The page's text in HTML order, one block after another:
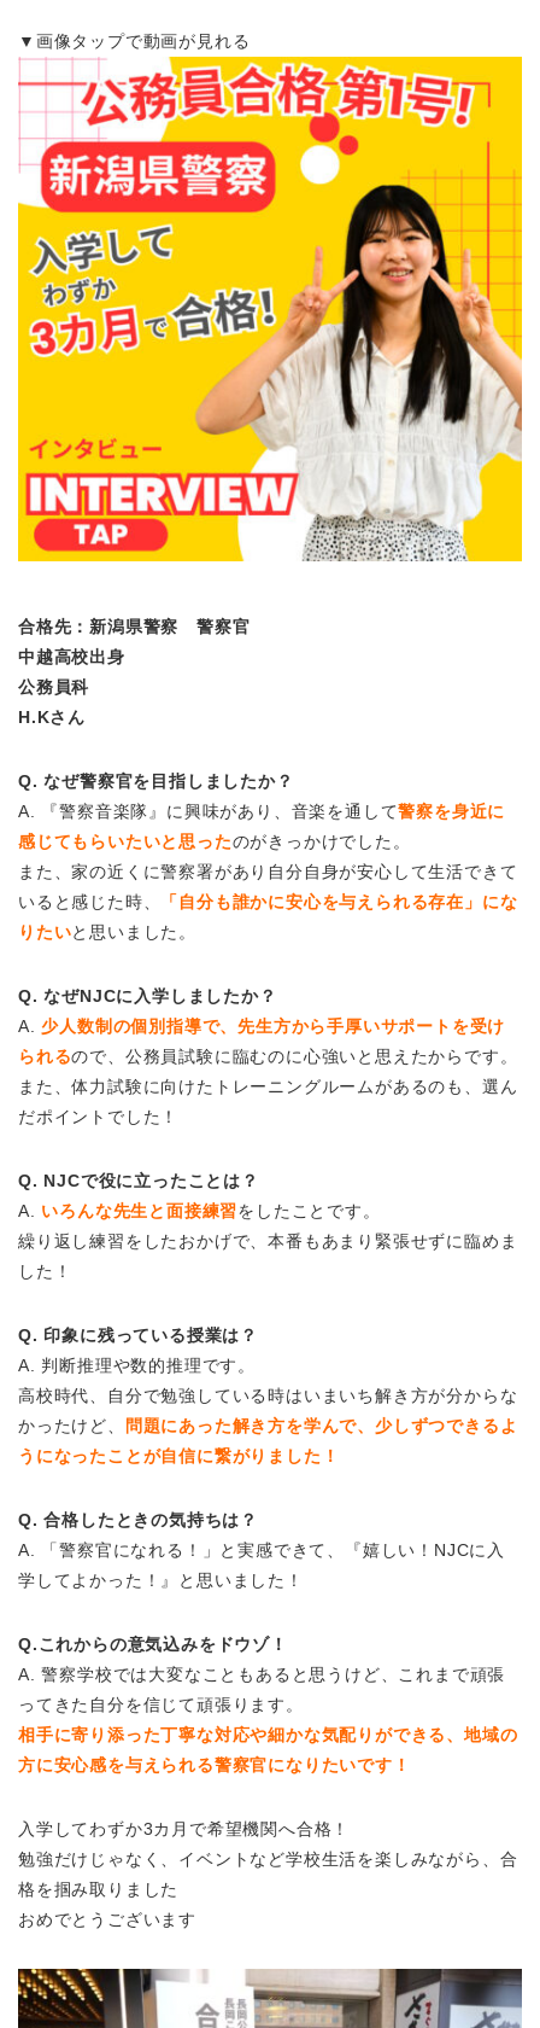
▼画像タップで動画が見れる
合格先：新潟県警察 警察官
中越高校出身
公務員科
H.Kさん
Q. なぜ警察官を目指しましたか？
A. 『警察音楽隊』に興味があり、音楽を通して警察を身近に
感じてもらいたいと思ったのがきっかけでした。
また、家の近くに警察署があり自分自身が安心して生活できて
いると感じた時、
「自分も誰かに安心を与えられる存在」にな
りたいと思いました。
Q. なぜNJCに入学しましたか？
A.少人数制の個別指導で、先生方から手厚いサポートを受け
られるので、公務員試験に臨むのに心強いと思えたからです。
また、体力試験に向けたトレーニングルームがあるのも、選ん
だポイントでした！
Q. NJCで役に立ったことは？
A. いろんな先生と面接練習をしたことです。
繰り返し練習をしたおかげで、本番もあまり緊張せずに臨めま
した！
Q. 印象に残っている授業は？
A. 判断推理や数的推理です。
高校時代、自分で勉強している時はいまいち解き方が分からな
かったけど、 問題にあった解き方を学んで、少しずつできるよ
うになったことが自信に繋がりました！
Q. 合格したときの気持ちは？
A. 「警察官になれる！」と実感できて、『嬉しい！NJCに入
学してよかった！』と思いました！
Q.これからの意気込みをドウゾ！
A. 警察学校では大変なこともあると思うけど、これまで頑張
ってきた自分を信じて頑張ります。
相手に寄り添った丁寧な対応や細かな気配りができる、地域の
方に安心感を与えられる警察官になりたいです！
入学してわずか3カ月で希望機関へ合格！
勉強だけじゃなく、イベントなど学校生活を楽しみながら、合
格を掴み取りました
おめでとうございます